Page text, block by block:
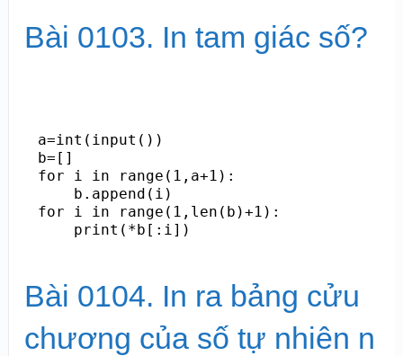
Bài 0103. In tam giác số?
a=int(input())
b=[]
for i in range(1,a+1):
    b.append(i)
for i in range(1,len(b)+1):
    print(*b[:i])
Bài 0104. In ra bảng cửu
chương của số tự nhiên n